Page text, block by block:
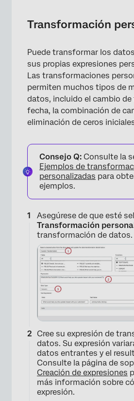
Transformación
Puede transformar los
sus propias expresiones
Las transformaciones
permiten muchos tipos de
datos, incluido el cambio
fecha, la combinación de
eliminación de ceros
Consejo Q: Consulte la
Ejemplos de
personalizadas para
ejemplos.
Asegúrese de que esté
Transformación
transformación de datos.
Cree su expresión de
datos. Su expresión
datos entrantes y el
Consulte la página de
Creación de expresiones
más información sobre
expresión.